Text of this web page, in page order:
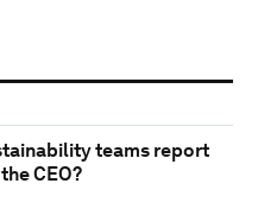
teams report
CEO?